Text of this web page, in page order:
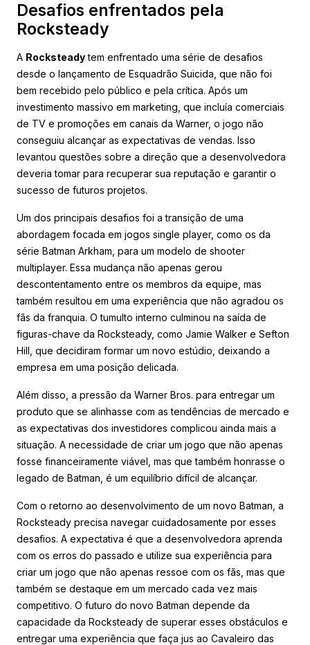
Desafios enfrentados pela
Rocksteady
A Rocksteadytem enfrentado uma série de desafios
desde o lançamento de Esquadrão Suicida, que não foi
bem recebido pelo público e pela crítica. Após um
investimento massivo em marketing, que incluía comerciais
de TV e promoções em canais da Warner, o jogo não
conseguiu alcançar as expectativas de vendas. Isso
levantou questões sobre a direção que a desenvolvedora
deveria tomar para recuperar sua reputação e garantir o
sucesso de futuros projetos.
Um dos principais desafios foi a transição de uma
abordagem focada em jogos single player, como os da
série Batman Arkham, para um modelo de shooter
multiplayer. Essa mudança não apenas gerou
descontentamento entre os membros da equipe, mas
também resultou em uma experiência que não agradou os
fãs da franquia. O tumulto interno culminou na saída de
figuras-chave da Rocksteady, como Jamie Walker e Sefton
Hill, que decidiram formar um novo estúdio, deixando a
empresa em uma posição delicada.
Além disso, a pressão da Warner Bros. para entregar um
produto que se alinhasse com as tendências de mercado e
as expectativas dos investidores complicou ainda mais a
situação. A necessidade de criar um jogo que não apenas
fosse financeiramente viável, mas que também honrasse o
legado de Batman, é um equilíbrio difícil de alcançar.
Com o retorno ao desenvolvimento de um novo Batman, a
Rocksteady precisa navegar cuidadosamente por esses
desafios. A expectativa é que a desenvolvedora aprenda
com os erros do passado e utilize sua experiência para
criar um jogo que não apenas ressoe com os fãs, mas que
também se destaque em um mercado cada vez mais
competitivo. O futuro do novo Batman depende da
capacidade da Rocksteady de superar esses obstáculos e
entregar uma experiência que faça jus ao Cavaleiro das